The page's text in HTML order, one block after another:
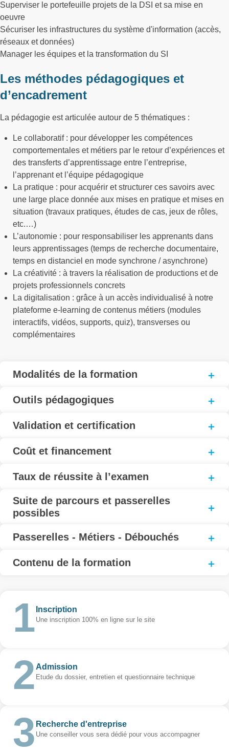
Superviser le portefeuille projets de la DSI et sa mise en
oeuvre
Sécuriser les infrastructures du système d'information (accès,
réseaux et données)
Manager les équipes et la transformation du SI
Les méthodes pédagogiques et
d’encadrement
La pédagogie est articulée autour de 5 thématiques :
Le collaboratif : pour développer les compétences
comportementales et métiers par le retour d’expériences et
des transferts d’apprentissage entre l’entreprise,
l’apprenant et l’équipe pédagogique
La pratique : pour acquérir et structurer ces savoirs avec
une large place donnée aux mises en pratique et mises en
situation (travaux pratiques, études de cas, jeux de rôles,
etc.…)
L’autonomie : pour responsabiliser les apprenants dans
leurs apprentissages (temps de recherche documentaire,
temps en distanciel en mode synchrone / asynchrone)
La créativité : à travers la réalisation de productions et de
projets professionnels concrets
La digitalisation : grâce à un accès individualisé à notre
plateforme e-learning de contenus métiers (modules
interactifs, vidéos, supports, quiz), transverses ou
complémentaires
Modalités de la formation
Outils pédagogiques
Validation et certification
Coût et financement
Taux de réussite à l’examen
Suite de parcours et passerelles
possibles
Passerelles - Métiers - Débouchés
Contenu de la formation
Inscription
Une inscription 100% en ligne sur le site
Admission
Etude du dossier, entretien et questionnaire technique
Recherche d'entreprise
Une conseiller vous sera dédié pour vous accompagner